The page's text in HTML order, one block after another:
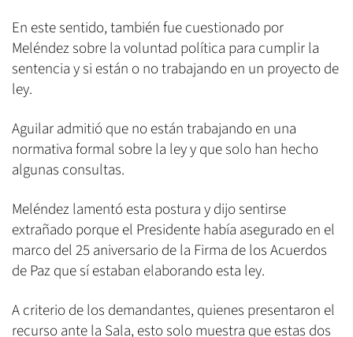
En este sentido, también fue cuestionado por
Meléndez sobre la voluntad política para cumplir la
sentencia y si están o no trabajando en un proyecto de
ley.
Aguilar admitió que no están trabajando en una
normativa formal sobre la ley y que solo han hecho
algunas consultas.
Meléndez lamentó esta postura y dijo sentirse
extrañado porque el Presidente había asegurado en el
marco del 25 aniversario de la Firma de los Acuerdos
de Paz que sí estaban elaborando esta ley.
A criterio de los demandantes, quienes presentaron el
recurso ante la Sala, esto solo muestra que estas dos